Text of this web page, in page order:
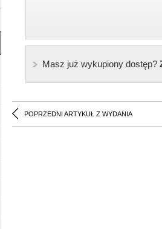
Masz już wykupiony dostęp?
POPRZEDNI ARTYKUŁ Z WYDANIA